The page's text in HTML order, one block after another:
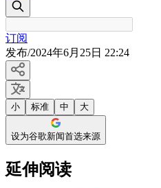
订阅
发布/2024年6月25日 22:24
小 标准 中 大
设为谷歌新闻首选来源
延伸阅读